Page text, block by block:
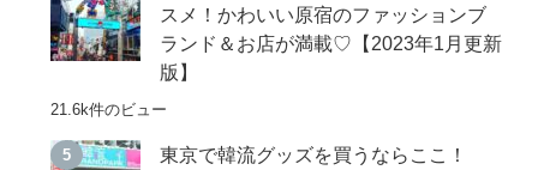
スメ！かわいい原宿のファッションブ
ランド＆お店が満載♡【2023年1月更新
版】
21.6k件のビュー
東京で韓流グッズを買うならここ！